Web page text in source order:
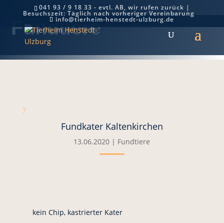
041 93 / 9 18 33 - evtl. AB, wir rufen zurück |
Besuchszeit: Täglich nach vorheriger Vereinbarung
info@tierheim-henstedt-ulzburg.de
Fundtiere
7
Fundkater Kaltenkirchen
13.06.2020 | Fundtiere
kein Chip, kastrierter Kater